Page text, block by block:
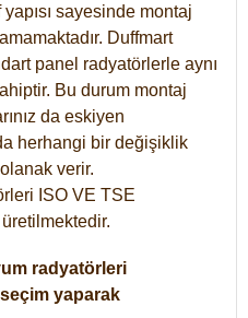
sayesinde montaj
Duffmart
panel radyatörlerle aynı
Bu durum montaj
da eskiyen
herhangi bir değişiklik
verir.
ISO VE TSE
radyatörleri
yaparak